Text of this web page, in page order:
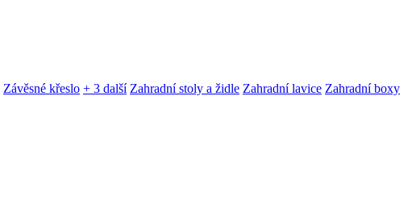
Závěsné křeslo + 3 další Zahradní stoly a židle Zahradní lavice Zahradní boxy